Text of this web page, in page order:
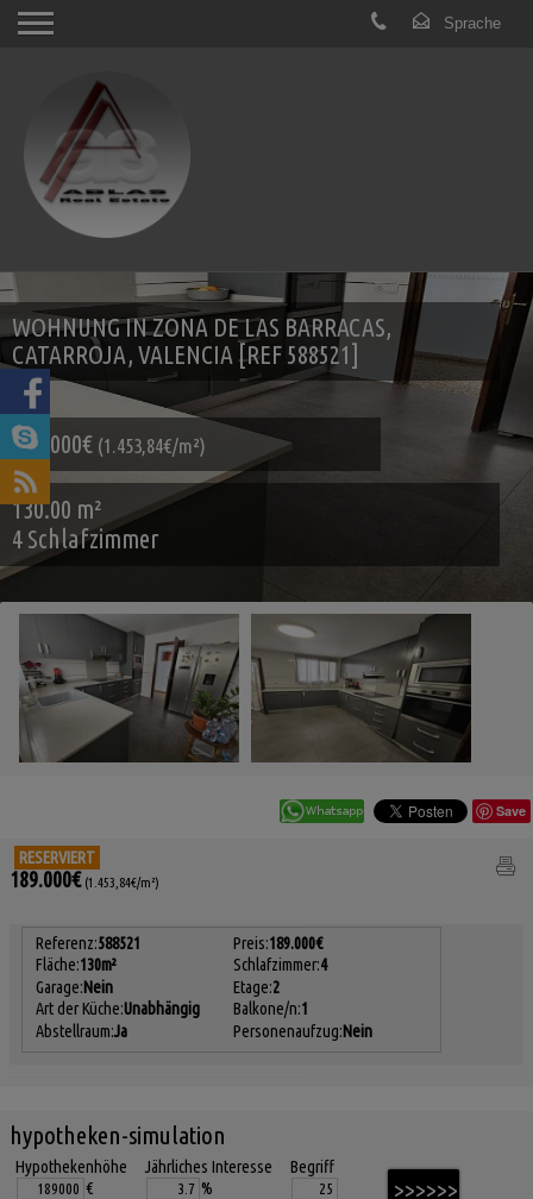
WOHNUNG IN ZONA DE LAS BARRACAS,
CATARROJA, VALENCIA [REF 588521]
189.000€ (1.453,84€/m²)
130.00 m²
4 Schlafzimmer
Save
RESERVIERT
189.000€ (1.453,84€/m²)
Referenz:588521 Preis:189.000€
Fläche:130m² Schlafzimmer:4
Garage:Nein Etage:2
Art der Küche:Unabhängig Balkone/n:1
Abstellraum:Ja Personenaufzug:Nein
hypotheken-simulation
Hypothekenhöhe
€
Jährliches Interesse
%
Begriff